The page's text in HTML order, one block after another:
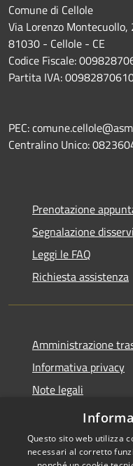
Comune di Cellole
Via Lorenzo Montecuollo,
81030 - Cellole - CE
Codice Fiscale:
Partita IVA:
PEC:
Centralino Unico:
Prenotazione
Segnalazione
Leggi le FAQ
Richiesta assistenza
Amministrazione
Informativa privacy
Note legali
Dichiarazione di
Questo sito web utilizza
necessari al corretto